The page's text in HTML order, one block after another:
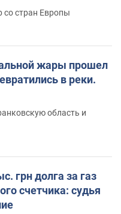
со стран Европы
жары прошел
в реки.
область и
грн долга за газ
счетчика: судья